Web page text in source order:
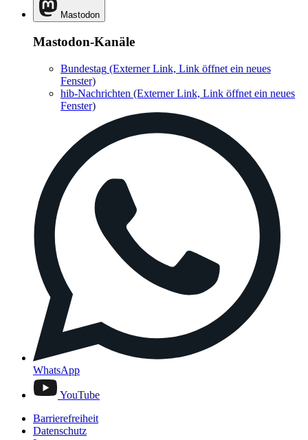
Mastodon
Mastodon-Kanäle
Bundestag (Externer Link, Link öffnet ein neues
Fenster)
hib-Nachrichten (Externer Link, Link öffnet ein neues
Fenster)
WhatsApp
YouTube
Barrierefreiheit
Datenschutz